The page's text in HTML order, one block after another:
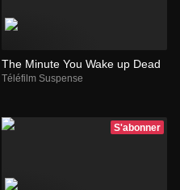
The Minute You Wake up Dead
Téléfilm Suspense
S'abonner